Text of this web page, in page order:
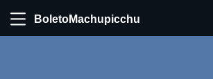
BoletoMachupicchu